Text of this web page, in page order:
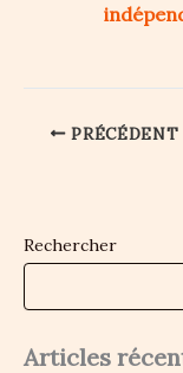
PRÉCÉDENT
Rechercher
Articles